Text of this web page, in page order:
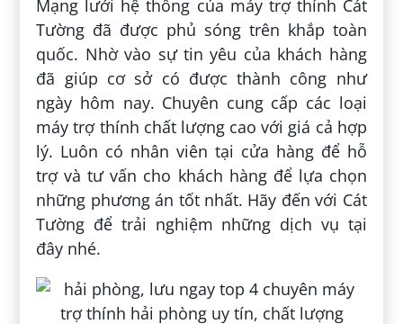
Mạng lưới hệ thống của máy trợ thính Cát
Tường đã được phủ sóng trên khắp toàn
quốc. Nhờ vào sự tin yêu của khách hàng
đã giúp cơ sở có được thành công như
ngày hôm nay. Chuyên cung cấp các loại
máy trợ thính chất lượng cao với giá cả hợp
lý. Luôn có nhân viên tại cửa hàng để hỗ
trợ và tư vấn cho khách hàng để lựa chọn
những phương án tốt nhất. Hãy đến với Cát
Tường để trải nghiệm những dịch vụ tại
đây nhé.